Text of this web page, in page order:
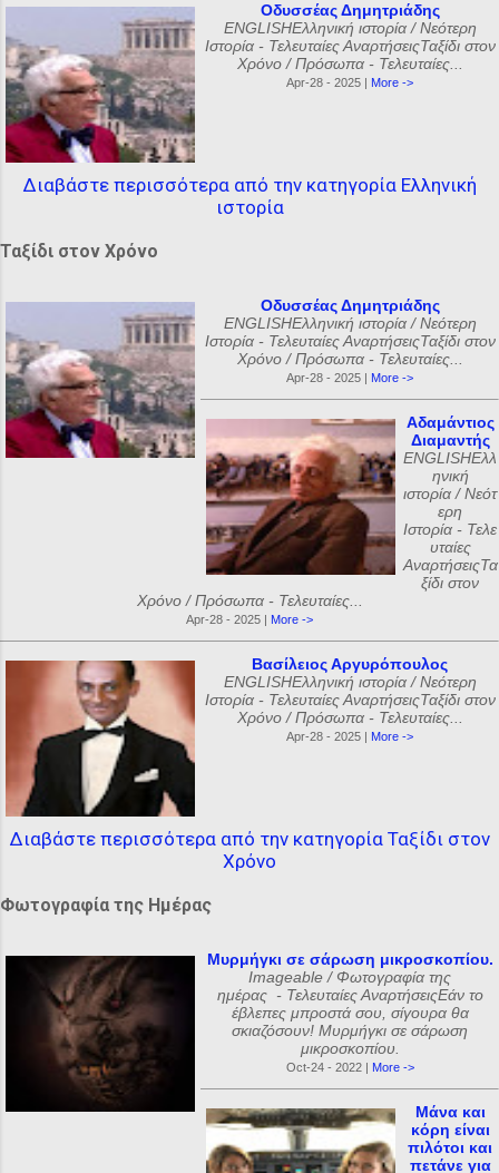
Οδυσσέας Δημητριάδης
ENGLISHΕλληνική ιστορία / Νεότερη
Ιστορία - Τελευταίες ΑναρτήσειςΤαξίδι στον
Χρόνο / Πρόσωπα - Τελευταίες...
Apr-28 - 2025 | More ->
Διαβάστε περισσότερα από την κατηγορία Ελληνική
ιστορία
Ταξίδι στον Χρόνο
Οδυσσέας Δημητριάδης
ENGLISHΕλληνική ιστορία / Νεότερη
Ιστορία - Τελευταίες ΑναρτήσειςΤαξίδι στον
Χρόνο / Πρόσωπα - Τελευταίες...
Apr-28 - 2025 | More ->
Αδαμάντιος
Διαμαντής
ENGLISHΕλλ
ηνική
ιστορία / Νεότ
ερη
Ιστορία - Τελε
υταίες
ΑναρτήσειςΤα
ξίδι στον
Χρόνο / Πρόσωπα - Τελευταίες...
Apr-28 - 2025 | More ->
Βασίλειος Αργυρόπουλος
ENGLISHΕλληνική ιστορία / Νεότερη
Ιστορία - Τελευταίες ΑναρτήσειςΤαξίδι στον
Χρόνο / Πρόσωπα - Τελευταίες...
Apr-28 - 2025 | More ->
Διαβάστε περισσότερα από την κατηγορία Ταξίδι στον
Χρόνο
Φωτογραφία της Ημέρας
Μυρμήγκι σε σάρωση μικροσκοπίου.
Imageable / Φωτογραφία της
ημέρας - Τελευταίες ΑναρτήσειςΕάν το
έβλεπες μπροστά σου, σίγουρα θα
σκιαζόσουν! Μυρμήγκι σε σάρωση
μικροσκοπίου.
Oct-24 - 2022 | More ->
Μάνα και
κόρη είναι
πιλότοι και
πετάνε για